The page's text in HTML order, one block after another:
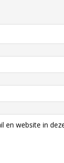
en website in